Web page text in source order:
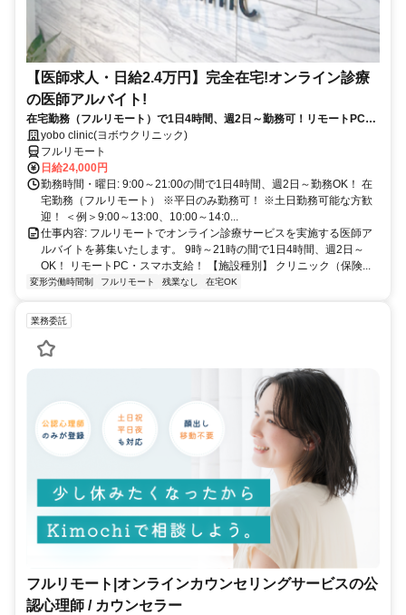
【医師求人・日給2.4万円】完全在宅!オンライン診療
の医師アルバイト!
在宅勤務（フルリモート）で1日4時間、週2日～勤務可！リモートPC・
スマホ支給！
yobo clinic(ヨボウクリニック)
フルリモート
日給24,000円
勤務時間・曜日: 9:00～21:00の間で1日4時間、週2日～勤務OK！ 在
宅勤務（フルリモート） ※平日のみ勤務可！ ※土日勤務可能な方歓
迎！ ＜例＞9:00～13:00、10:00～14:0...
仕事内容: フルリモートでオンライン診療サービスを実施する医師ア
ルバイトを募集いたします。 9時～21時の間で1日4時間、週2日～
OK！ リモートPC・スマホ支給！ 【施設種別】 クリニック（保険...
変形労働時間制 フルリモート 残業なし 在宅OK
業務委託
フルリモート|オンラインカウンセリングサービスの公
認心理師 / カウンセラー